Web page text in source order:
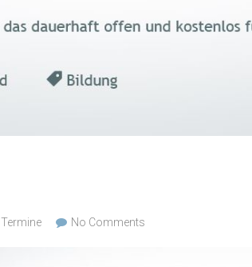
Termine No Comments